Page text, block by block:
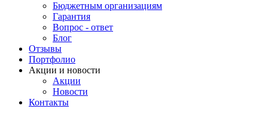
Бюджетным организациям
Гарантия
Вопрос - ответ
Блог
Отзывы
Портфолио
Акции и новости
Акции
Новости
Контакты